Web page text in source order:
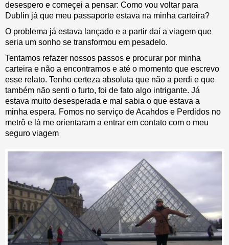
desespero e começei a pensar: Como vou voltar para
Dublin já que meu passaporte estava na minha carteira?
O problema já estava lançado e a partir daí a viagem que
seria um sonho se transformou em pesadelo.
Tentamos refazer nossos passos e procurar por minha
carteira e não a encontramos e até o momento que escrevo
esse relato. Tenho certeza absoluta que não a perdi e que
também não senti o furto, foi de fato algo intrigante. Já
estava muito desesperada e mal sabia o que estava a
minha espera. Fomos no serviço de Acahdos e Perdidos no
metrô e lá me orientaram a entrar em contato com o meu
seguro viagem